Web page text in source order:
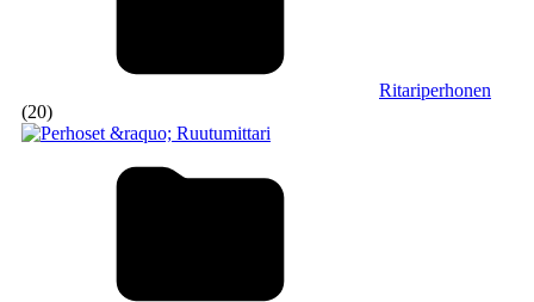
Ritariperhonen
(20)